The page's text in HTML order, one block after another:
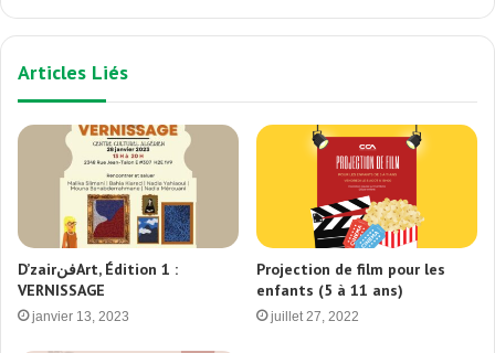
Articles Liés
D’zairفنArt, Édition 1 :
VERNISSAGE
janvier 13, 2023
Projection de film pour les
enfants (5 à 11 ans)
juillet 27, 2022